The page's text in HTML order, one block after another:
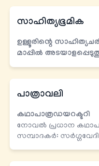
സാഹിത്യഭൂമിക
ഉള്ളൂരിന്റെ
മാപ്പില്‍
പാത്രാവലി
കഥാപാത്രഡയറക്ടറി
നോവല്‍ പ്രധാന
സമ്പാദകർ: സര്‍ഗ്ഗവേദി